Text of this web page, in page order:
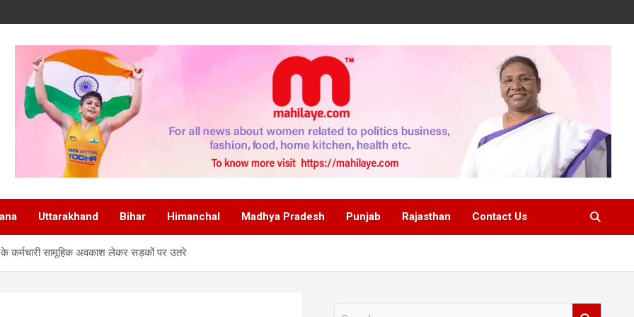
Uttarakhand Bihar Himanchal Madhya Pradesh Punjab Rajasthan Contact Us
के कर्मचारी सामूहिक अवकाश लेकर सड़कों पर उतरे